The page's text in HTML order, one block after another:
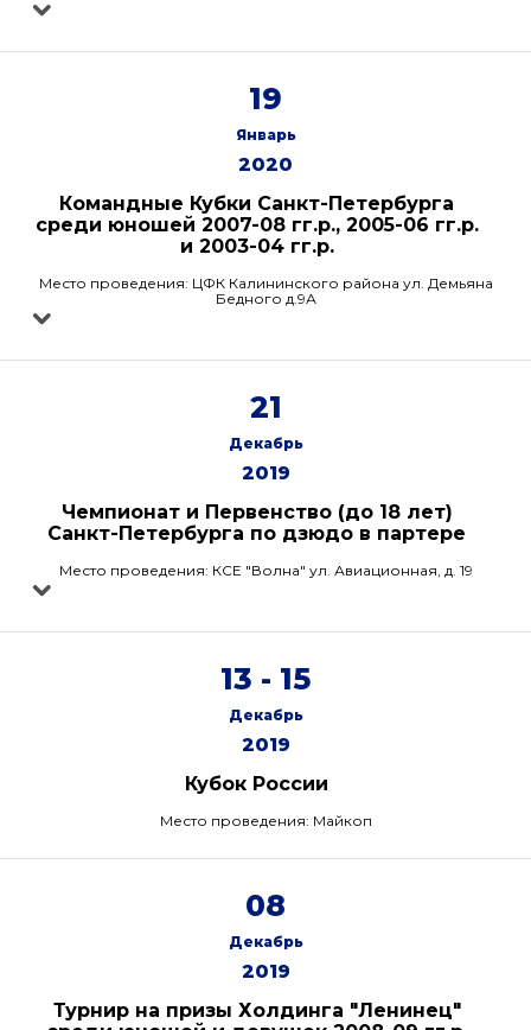
19
Январь
2020
Командные Кубки Санкт-Петербурга
среди юношей 2007-08 гг.р., 2005-06 гг.р.
и 2003-04 гг.р.
Место проведения: ЦФК Калининского района ул. Демьяна
Бедного д.9А
21
Декабрь
2019
Чемпионат и Первенство (до 18 лет)
Санкт-Петербурга по дзюдо в партере
Место проведения: КСЕ "Волна" ул. Авиационная, д. 19
13 - 15
Декабрь
2019
Кубок России
Место проведения: Майкоп
08
Декабрь
2019
Турнир на призы Холдинга "Ленинец"